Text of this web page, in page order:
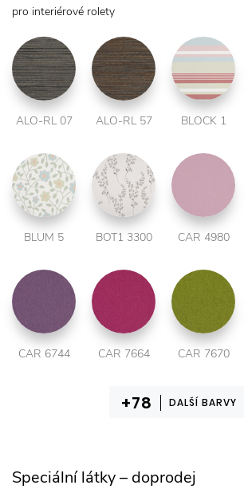
pro interiérové rolety
ALO-RL 07 ALO-RL 57 BLOCK 1
BLUM 5 BOT1 3300 CAR 4980
CAR 6744 CAR 7664 CAR 7670
DALŠÍ BARVY
Speciální látky – doprodej